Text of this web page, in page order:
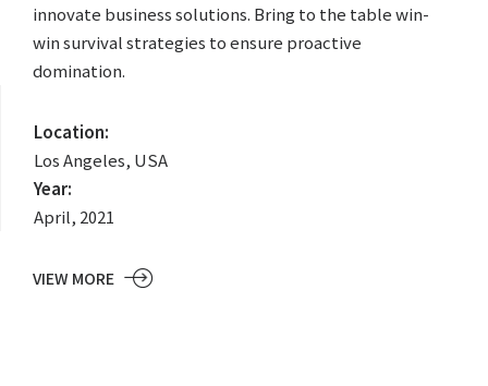
innovate business solutions. Bring to the table win-
win survival strategies to ensure proactive
domination.
Location:
Los Angeles, USA
Year:
April, 2021
VIEW MORE